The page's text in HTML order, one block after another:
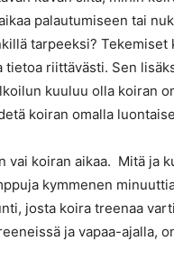
palautumiseen tai
tarpeeksi? Tekemiset
tietoa riittävästi. Sen
kuuluu olla koiran
koiran omalla
vai koiran aikaa. Mitä ja
kymmenen
josta koira treenaa
ja vapaa-ajalla,